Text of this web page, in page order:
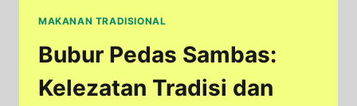
MAKANAN TRADISIONAL
Bubur Pedas Sambas:
Kelezatan Tradisi dan